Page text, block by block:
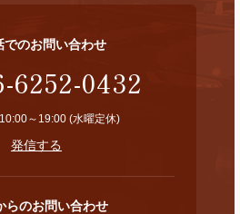
でのお問い合わせ
6252-0432
～19:00 (水曜定休)
発信する
らのお問い合わせ